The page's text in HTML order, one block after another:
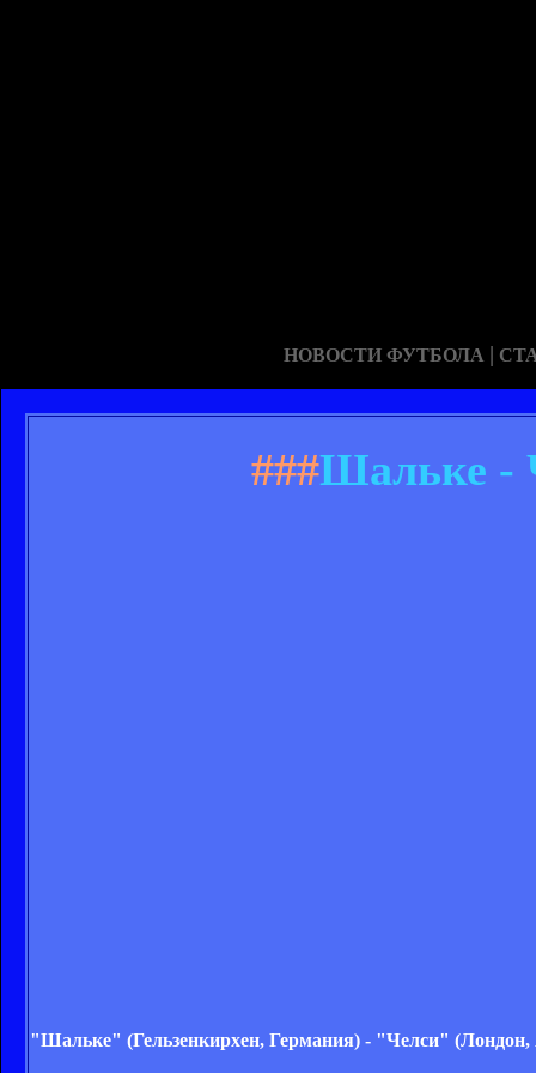
НОВОСТИ ФУТБОЛА |
###Шальке -
"Шальке" (Гельзенкирхен, Германия) - "Челси" (Лондон,